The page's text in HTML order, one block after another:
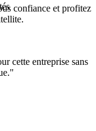
confiance et profitez
cette entreprise sans